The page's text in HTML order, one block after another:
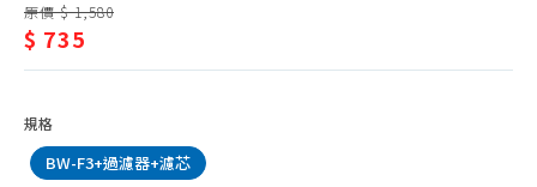
原價 $ 1,580
$ 735
規格
BW-F3+過濾器+濾芯